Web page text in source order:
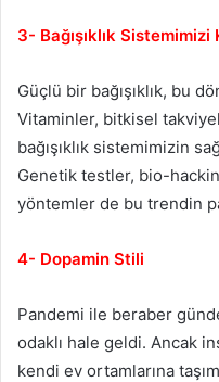
3- Bağışıklık Sistemimizi
Güçlü bir bağışıklık, bu
Vitaminler, bitkisel
bağışıklık sistemimizin
Genetik testler, bio-
yöntemler de bu trendin
4- Dopamin Stili
Pandemi ile beraber
odaklı hale geldi. Ancak
kendi ev ortamlarına